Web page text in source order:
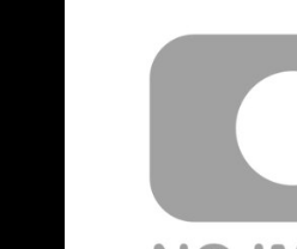
款，在初始選角時都沒
運(娘)在男女主的齊心
https://imgpoi.com/i/
活了又死了 最終結局女
了旅程 https://
https://imgpoi.com/i/